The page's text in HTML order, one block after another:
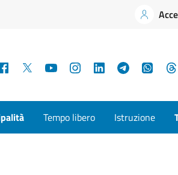
Facebook YouTubeInstagramLinkedInTelegram
Tempo libero Istruzione